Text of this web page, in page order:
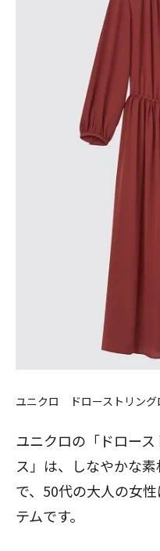
ユニクロ ドローストリング
ユニクロの「ドロー
ス」は、しなやかな
で、50代の大人の女
テムです。